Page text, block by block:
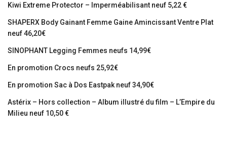
Kiwi Extreme Protector – Imperméabilisant neuf 5,22 €
SHAPERX Body Gainant Femme Gaine Amincissant Ventre Plat
neuf 46,20€
SINOPHANT Legging Femmes neufs 14,99€
En promotion Crocs neufs 25,92€
En promotion Sac à Dos Eastpak neuf 34,90€
Astérix – Hors collection – Album illustré du film – L’Empire du
Milieu neuf 10,50 €